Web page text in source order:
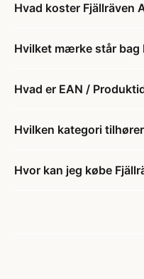
Hvad koster Fjällräven
Hvilket mærke står bag
Hvad er EAN /
Hvilken kategori
Hvor kan jeg købe